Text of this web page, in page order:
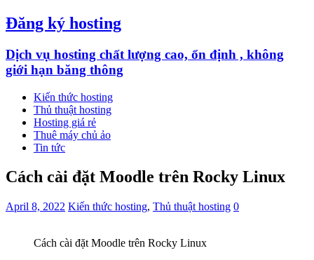
Đăng ký hosting
Dịch vụ hosting chất lượng cao, ổn định , không
giới hạn băng thông
Kiến thức hosting
Thủ thuật hosting
Hosting giá rẻ
Thuê máy chủ ảo
Tin tức
Cách cài đặt Moodle trên Rocky Linux
April 8, 2022 Kiến thức hosting, Thủ thuật hosting 0
Cách cài đặt Moodle trên Rocky Linux